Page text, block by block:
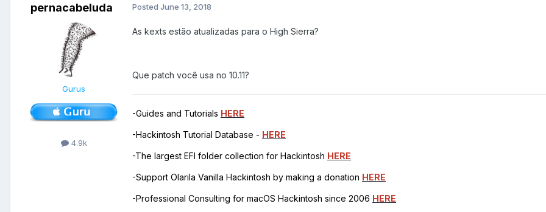
pernacabeluda
Gurus
4.9k
Posted June 13, 2018
As kexts estão atualizadas para o High Sierra?
Que patch você usa no 10.11?
-Guides and Tutorials HERE
-Hackintosh Tutorial Database - HERE
-The largest EFI folder collection for Hackintosh HERE
-Support Olarila Vanilla Hackintosh by making a donation HERE
-Professional Consulting for macOS Hackintosh since 2006 HERE